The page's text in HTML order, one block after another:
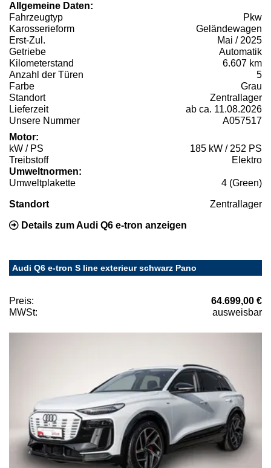
Allgemeine Daten:
Fahrzeugtyp
Pkw
Karosserieform
Geländewagen
Erst-Zul.
Mai / 2025
Getriebe
Automatik
Kilometerstand
6.607 km
Anzahl der Türen
5
Farbe
Grau
Standort
Zentrallager
Lieferzeit
ab ca. 11.08.2026
Unsere Nummer
A057517
Motor:
kW / PS
185 kW / 252 PS
Treibstoff
Elektro
Umweltnormen:
Umweltplakette
4 (Green)
Standort Zentrallager
Details zum Audi Q6 e-tron anzeigen
Audi Q6 e-tron S line exterieur schwarz Pano
Preis:
64.699,00 €
MWSt:
ausweisbar